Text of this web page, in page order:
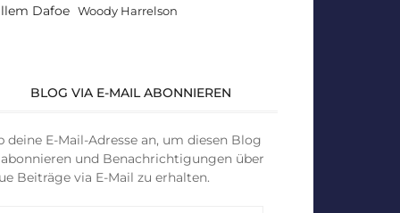
Dafoe Woody Harrelson
BLOG VIA E-MAIL ABONNIEREN
deine E-Mail-Adresse an, um diesen Blog
und Benachrichtigungen über
Beiträge via E-Mail zu erhalten.